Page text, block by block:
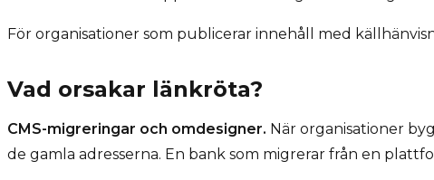
För organisationer som publicerar innehåll med
Vad orsakar länkröta?
CMS-migreringar och omdesigner. När organisationer
de gamla adresserna. En bank som migrerar från en